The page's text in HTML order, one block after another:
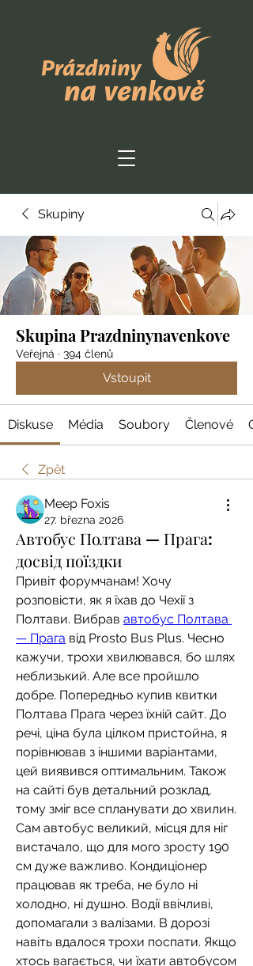
Skupiny
Skupina Prazdninynavenkove
Veřejná · 394 členů
Vstoupit
Diskuse Média Soubory Členové
Zpět
Meep Foxis
27. března 2026
Автобус Полтава — Прага:
досвід поїздки
Привіт форумчанам! Хочу
розповісти, як я їхав до Чехії з
Полтави. Вибрав автобус Полтава
— Прага від Prosto Bus Plus. Чесно
кажучи, трохи хвилювався, бо шлях
неблизький. Але все пройшло
добре. Попередньо купив квитки
Полтава Прага через їхній сайт. До
речі, ціна була цілком пристойна, я
порівнював з іншими варіантами,
цей виявився оптимальним. Також
на сайті був детальний розклад,
тому зміг все спланувати до хвилин.
Сам автобус великий, місця для ніг
вистачало, що для мого зросту 190
см дуже важливо. Кондиціонер
працював як треба, не було ні
холодно, ні душно. Водії ввічливі,
допомагали з валізами. В дорозі
навіть вдалося трохи поспати. Якщо
хтось вагається, чи їхати автобусом